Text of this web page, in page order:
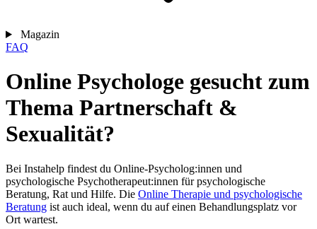
Magazin
FAQ
Online Psychologe gesucht zum
Thema Partnerschaft &
Sexualität?
Bei Instahelp findest du Online-Psycholog:innen und
psychologische Psychotherapeut:innen für psychologische
Beratung, Rat und Hilfe. Die Online Therapie und psychologische
Beratung ist auch ideal, wenn du auf einen Behandlungsplatz vor
Ort wartest.